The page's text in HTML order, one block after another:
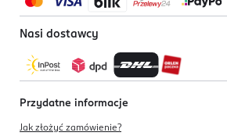
Nasi dostawcy
Przydatne informacje
Jak złożyć zamówienie?